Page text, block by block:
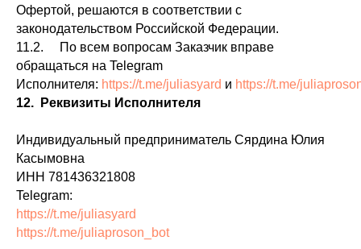
Офертой, решаются в соответствии с
законодательством Российской Федерации.
11.2. По всем вопросам Заказчик вправе
обращаться на Telegram
Исполнителя: https://t.me/juliasyard и https://t.me/
12. Реквизиты Исполнителя
Индивидуальный предприниматель Сярдина Юлия
Касымовна
ИНН 781436321808
Telegram:
https://t.me/juliasyard
https://t.me/juliaproson_bot